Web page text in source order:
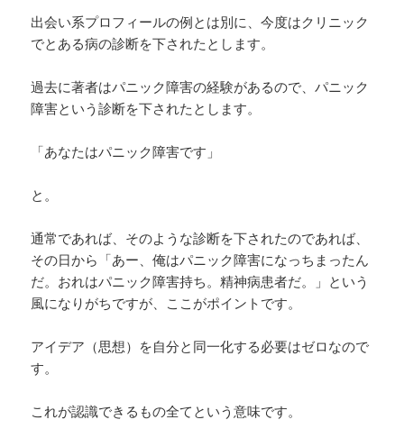
出会い系プロフィールの例とは別に、今度はクリニック
でとある病の診断を下されたとします。
過去に著者はパニック障害の経験があるので、パニック
障害という診断を下されたとします。
「あなたはパニック障害です」
と。
通常であれば、そのような診断を下されたのであれば、
その日から「あー、俺はパニック障害になっちまったん
だ。おれはパニック障害持ち。精神病患者だ。」という
風になりがちですが、ここがポイントです。
アイデア（思想）を自分と同一化する必要はゼロなので
す。
これが認識できるもの全てという意味です。